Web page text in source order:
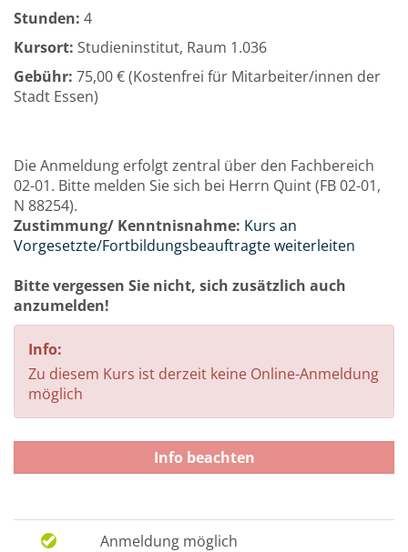
Stunden: 4
Kursort: Studieninstitut, Raum 1.036
Gebühr: 75,00 € (Kostenfrei für Mitarbeiter/innen der
Stadt Essen)
Die Anmeldung erfolgt zentral über den Fachbereich
02-01. Bitte melden Sie sich bei Herrn Quint (FB 02-01,
N 88254).
Zustimmung/ Kenntnisnahme: Kurs an
Vorgesetzte/Fortbildungsbeauftragte weiterleiten
Bitte vergessen Sie nicht, sich zusätzlich auch
anzumelden!
Info:
Zu diesem Kurs ist derzeit keine Online-Anmeldung
möglich
Info beachten
Anmeldung möglich